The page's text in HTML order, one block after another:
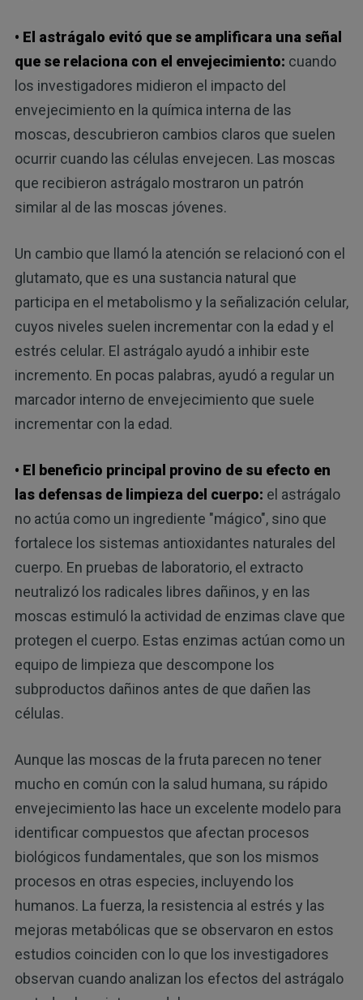
• El astrágalo evitó que se amplificara una señal
que se relaciona con el envejecimiento: cuando
los investigadores midieron el impacto del
envejecimiento en la química interna de las
moscas, descubrieron cambios claros que suelen
ocurrir cuando las células envejecen. Las moscas
que recibieron astrágalo mostraron un patrón
similar al de las moscas jóvenes.
Un cambio que llamó la atención se relacionó con el
glutamato, que es una sustancia natural que
participa en el metabolismo y la señalización celular,
cuyos niveles suelen incrementar con la edad y el
estrés celular. El astrágalo ayudó a inhibir este
incremento. En pocas palabras, ayudó a regular un
marcador interno de envejecimiento que suele
incrementar con la edad.
• El beneficio principal provino de su efecto en
las defensas de limpieza del cuerpo: el astrágalo
no actúa como un ingrediente "mágico", sino que
fortalece los sistemas antioxidantes naturales del
cuerpo. En pruebas de laboratorio, el extracto
neutralizó los radicales libres dañinos, y en las
moscas estimuló la actividad de enzimas clave que
protegen el cuerpo. Estas enzimas actúan como un
equipo de limpieza que descompone los
subproductos dañinos antes de que dañen las
células.
Aunque las moscas de la fruta parecen no tener
mucho en común con la salud humana, su rápido
envejecimiento las hace un excelente modelo para
identificar compuestos que afectan procesos
biológicos fundamentales, que son los mismos
procesos en otras especies, incluyendo los
humanos. La fuerza, la resistencia al estrés y las
mejoras metabólicas que se observaron en estos
estudios coinciden con lo que los investigadores
observan cuando analizan los efectos del astrágalo